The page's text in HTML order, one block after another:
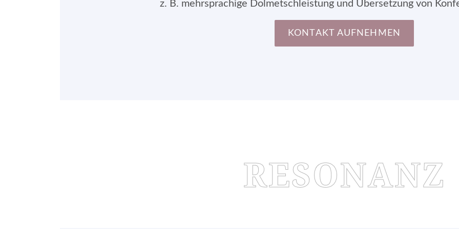
z. B. mehrsprachige Dolmetschleistung und Übersetzung von
KONTAKT AUFNEHMEN
RESONANZ